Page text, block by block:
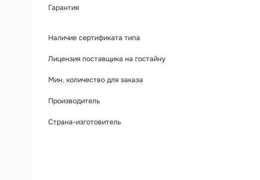
Гарантия
Наличие сертификата типа
Лицензия поставщика на гостайну
Мин. количество для заказа
Производитель
Страна-изготовитель